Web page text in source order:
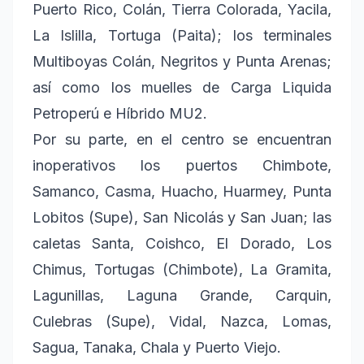
Puerto Rico, Colán, Tierra Colorada, Yacila,
La Islilla, Tortuga (Paita); los terminales
Multiboyas Colán, Negritos y Punta Arenas;
así como los muelles de Carga Liquida
Petroperú e Híbrido MU2.
Por su parte, en el centro se encuentran
inoperativos los puertos Chimbote,
Samanco, Casma, Huacho, Huarmey, Punta
Lobitos (Supe), San Nicolás y San Juan; las
caletas Santa, Coishco, El Dorado, Los
Chimus, Tortugas (Chimbote), La Gramita,
Lagunillas, Laguna Grande, Carquin,
Culebras (Supe), Vidal, Nazca, Lomas,
Sagua, Tanaka, Chala y Puerto Viejo.